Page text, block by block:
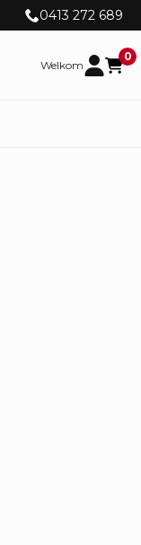
0413 272 689
Welkom
0